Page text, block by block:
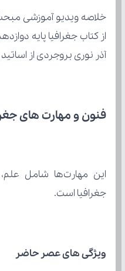
خلاصه ویدیو آموزشی
آذر نوری بروجردی از
فنون و مهارت های
جغرافیا است.
ویژگی های عصر حاضر